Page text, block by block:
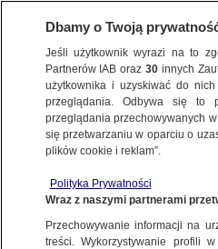
POLSKA
wyniki z pięciu
17.08.2022, 16:28
Dbamy o Twoją
Jeśli użytkownik wyrazi na to
Partnerów IAB oraz30 innych
użytkownika i uzyskiwać do
przeglądania. Odbywa się to
przeglądania przechowywanych
się przetwarzaniu w oparciu o
plików cookie i reklam”.
Polityka Prywatności
Wraz z naszymi partnerami
Przechowywanie informacji na
treści. Wykorzystywanie profili